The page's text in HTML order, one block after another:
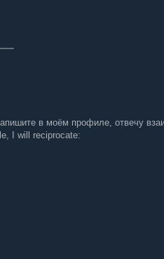
в моём профиле, отвечу
I will reciprocate: